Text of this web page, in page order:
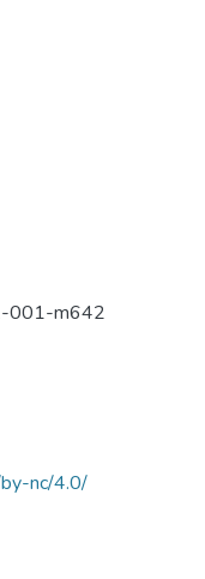
001-m642
nc/4.0/